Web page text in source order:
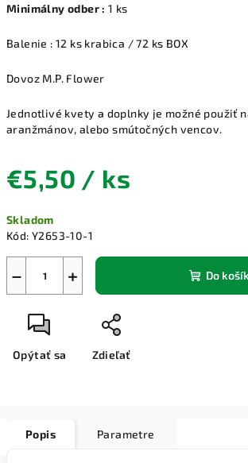
Minimálny odber : 1 ks
Balenie : 12 ks krabica / 72 ks BOX
Dovoz M.P. Flower
Jednotlivé kvety a doplnky je možné použiť
aranžmánov, alebo smútočných vencov.
€5,50 / ks
cena:
Skladom
Kód: Y2653-10-1
+
− Do
Opýtať sa Zdieľať
Popis Parametre